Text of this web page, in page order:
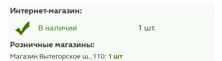
Интернет-магазин:
В наличии 1 шт.
Розничные магазины:
Магазин Вытегорское ш., 110: 1 шт